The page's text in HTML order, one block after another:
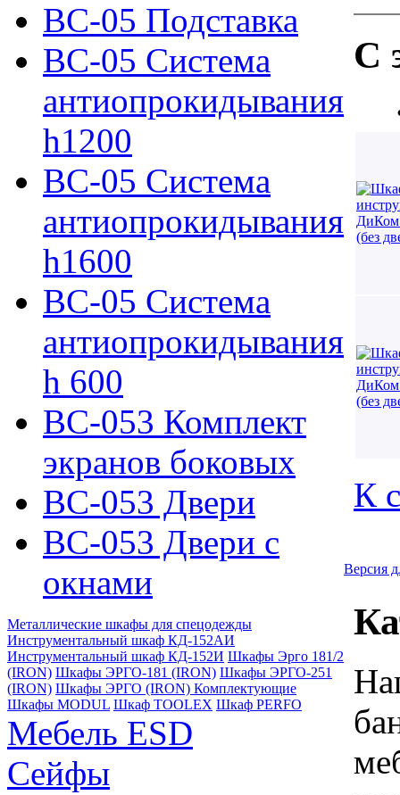
ВС-05 Подставка
ВС-05 Система
антиопрокидывания
h1200
ВС-05 Система
антиопрокидывания
h1600
ВС-05 Система
антиопрокидывания
h 600
ВС-053 Комплект
экранов боковых
ВС-053 Двери
ВС-053 Двери с
окнами
Металлические шкафы для спецодежды
Инструментальный шкаф КД-152АИ
Инструментальный шкаф КД-152И Шкафы Эрго 181/2
(IRON) Шкафы ЭРГО-181 (IRON) Шкафы ЭРГО-251
(IRON) Шкафы ЭРГО (IRON) Комплектующие
Шкафы MODUL Шкаф TOOLEX Шкаф PERFO
Мебель ESD
Сейфы
С
К
Версия